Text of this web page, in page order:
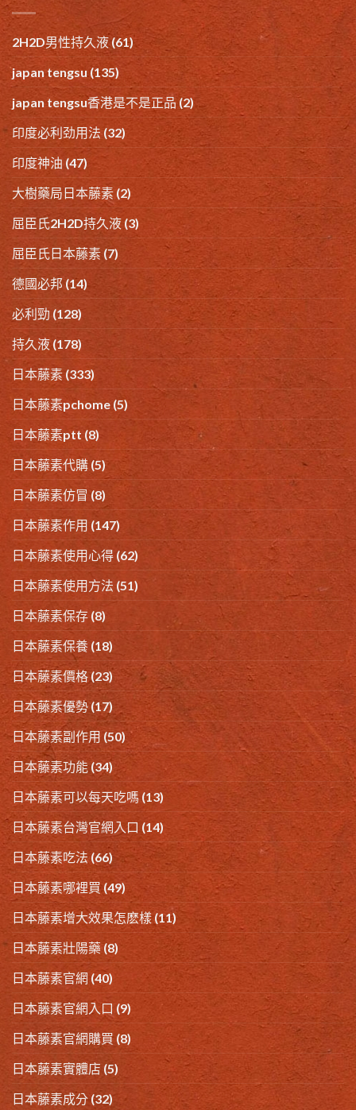
2H2D男性持久液(61)
japan tengsu (135)
japan tengsu香港是不是正品 (2)
印度必利劲用法(32)
印度神油 (47)
大樹藥局日本藤素 (2)
屈臣氏2H2D持久液 (3)
屈臣氏日本藤素 (7)
德國必邦(14)
必利勁 (128)
持久液(178)
日本藤素 (333)
日本藤素pchome (5)
日本藤素ptt (8)
日本藤素代購 (5)
日本藤素仿冒 (8)
日本藤素作用 (147)
日本藤素使用心得 (62)
日本藤素使用方法 (51)
日本藤素保存 (8)
日本藤素保養 (18)
日本藤素價格(23)
日本藤素優勢 (17)
日本藤素副作用 (50)
日本藤素功能 (34)
日本藤素可以每天吃嗎 (13)
日本藤素台灣官網入口 (14)
日本藤素吃法 (66)
日本藤素哪裡買 (49)
日本藤素增大效果怎麽樣(11)
日本藤素壯陽藥(8)
日本藤素官網 (40)
日本藤素官網入口 (9)
日本藤素官網購買 (8)
日本藤素實體店 (5)
日本藤素成分(32)